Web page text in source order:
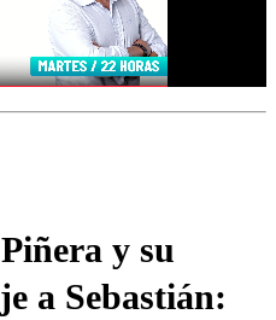
y su
a Sebastián: